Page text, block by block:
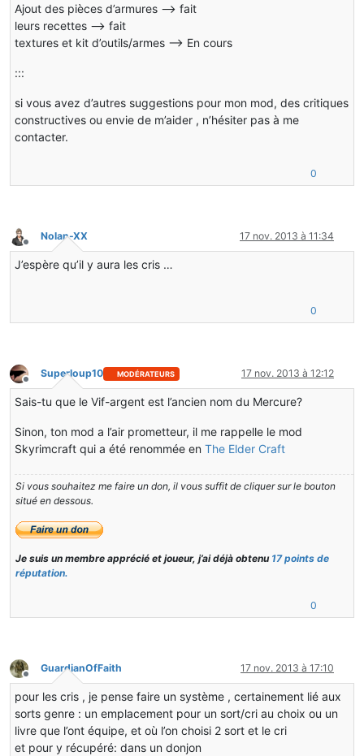
Ajout des pièces d’armures --> fait
leurs recettes --> fait
textures et kit d’outils/armes --> En cours
:::
si vous avez d’autres suggestions pour mon mod, des critiques
constructives ou envie de m’aider , n’hésiter pas à me
contacter.
0
Hors-ligne
Nolan-XX 17 nov. 2013 à 11:34
J’espère qu’il y aura les cris …
0
Hors-ligne
Superloup10 MODÉRATEURS 17 nov. 2013 à 12:12
Sais-tu que le Vif-argent est l’ancien nom du Mercure?
Sinon, ton mod a l’air prometteur, il me rappelle le mod
Skyrimcraft qui a été renommée en The Elder Craft
Si vous souhaitez me faire un don, il vous suffit de cliquer sur le bouton
situé en dessous.
Je suis un membre apprécié et joueur, j’ai déjà obtenu 17 points de
réputation.
0
Hors-ligne
GuardianOfFaith 17 nov. 2013 à 17:10
pour les cris , je pense faire un système , certainement lié aux
sorts genre : un emplacement pour un sort/cri au choix ou un
livre que l’ont équipe, et où l’on choisi 2 sort et le cri
et pour y récupéré: dans un donjon